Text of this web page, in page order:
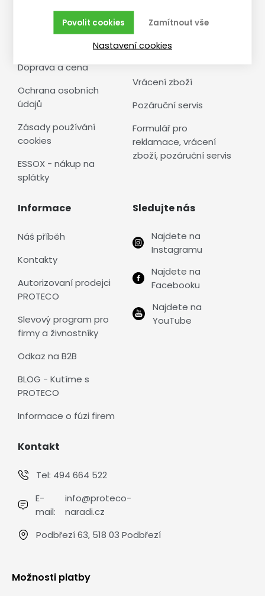
Vše o nákupu
Obchodní podmínky
Doprava a cena
Ochrana osobních
údajů
Zásady používání
cookies
ESSOX - nákup na
splátky
Reklamace,
vrácení, servis
Vrácení zboží
Pozáruční servis
Formulář pro
reklamace, vrácení
zboží, pozáruční servis
Informace
Náš příběh
Kontakty
Autorizovaní prodejci
PROTECO
Slevový program pro
firmy a živnostníky
Odkaz na B2B
BLOG - Kutíme s
PROTECO
Informace o fúzi firem
Sledujte nás
Najdete na
Instagramu
Najdete na
Facebooku
Najdete na
YouTube
Kontakt
Tel: 494 664 522
E-
mail:
info@proteco-
naradi.cz
Podbřezí 63, 518 03 Podbřezí
Možnosti platby
Zamítnout vše
Povolit cookies
Nastavení cookies